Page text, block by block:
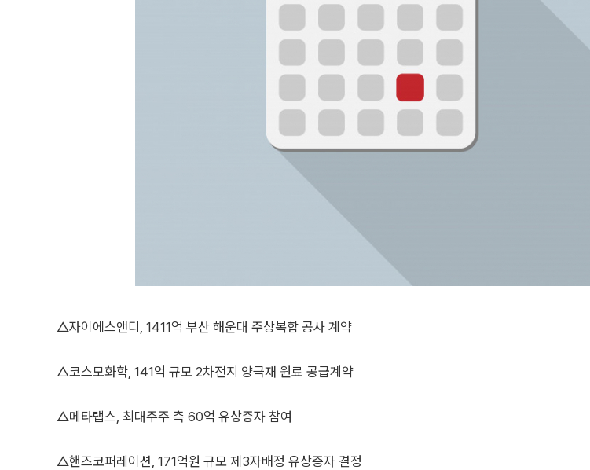
△자이에스앤디, 1411억 부산 해운대 주상복합 공사 계약
△코스모화학, 141억 규모 2차전지 양극재 원료 공급계약
△메타랩스, 최대주주 측 60억 유상증자 참여
△핸즈코퍼레이션, 171억원 규모 제3자배정 유상증자 결정